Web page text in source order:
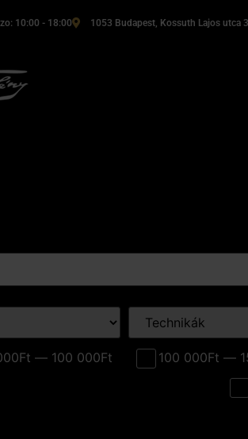
10:00 - 18:00 1053 Budapest, Kossuth Lajos utca
— 100 000Ft 100 000Ft —